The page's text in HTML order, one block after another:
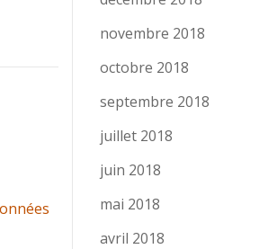
novembre 2018
octobre 2018
septembre 2018
juillet 2018
juin 2018
mai 2018
avril 2018